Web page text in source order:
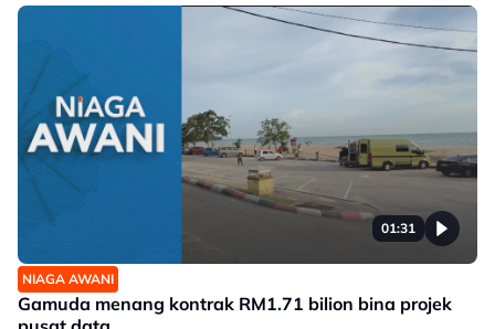
01:31
NIAGA AWANI
Gamuda menang kontrak RM1.71 bilion bina projek